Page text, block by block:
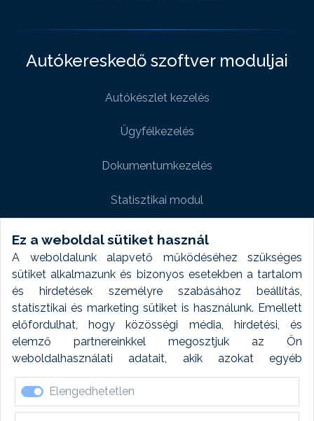
Ez a weboldal sütiket használ
A weboldalunk alapvető működéséhez szükséges
sütiket alkalmazunk és bizonyos esetekben a tartalom
és hirdetések személyre szabásához beállítás,
statisztikai és marketing sütiket is használunk. Emellett
előfordulhat, hogy közösségi média, hirdetési, és
elemző partnereinkkel megosztjuk az Ön
weboldalhasználati adatait, akik azokat egyéb
forrásokból gyűjtött adatokkal kombinálhatják. A sütik
elfogadásával kapcsolatosan naplózást végzünk és
ezen adatokat 6 hónap után automatikusan töröljük. A
Elengedhetetlen
Autókereskedő szoftver moduljai
Autókészlet kezelés
Ügyfélkezelés
Dokumentumkezelés
Statisztikai modul
Weboldal modul
Fényképtár extra modul
Autómosó modul
Feladatütemezés